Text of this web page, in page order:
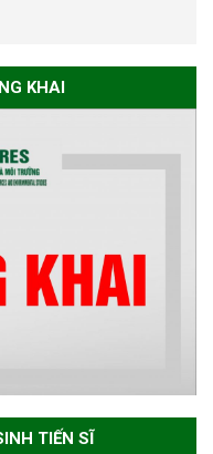
chương trình học
tại Việt Nam năm
môn đánh giá hồ
môn cho các thí sinh
nghiên cứu sinh đợt 1
danh sách thí sinh
dự tuyển Chương
tạo tiến sĩ chuyên
KHAI
TIẾN SĨ